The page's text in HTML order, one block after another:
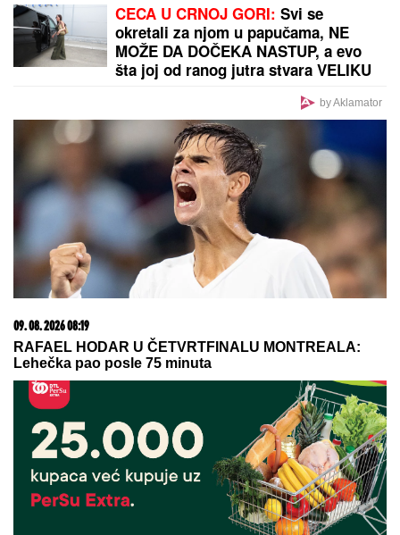
Slavni glumac SMRŠAO 90 KG,
njegova transformacija šokirala
fanove - IZGLEDA
NEPREPOZNATLJIVO: Zahvaljujući
ovom režimu uspeo je da se
PREPOLOVI
"ODUSTALI SMO OD VANTELESNE
NAKON NEUSPEŠNIH POKUŠAJA"
Voditeljka sa mužem slavi 16 godina
braka: "Dovoljni smo jedno drugom"
"Lekar mi se SMEJAO U LICE kad sam mu rekao da
mi NEVIDLJIVA RUKA DODIRUJE TELO. Gubio sam
vid i bio iscrpljen, tek posle 20 godina otkrili su od